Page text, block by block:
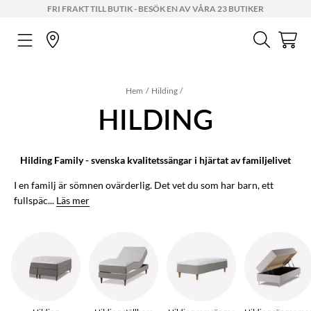
FRI FRAKT TILL BUTIK - BESÖK EN AV VÅRA 23 BUTIKER
Hem Hilding
HILDING
Hilding Family - svenska kvalitetssängar i hjärtat av familjelivet
I en familj är sömnen ovärderlig. Det vet du som har barn, ett
fullspäc... Läs mer